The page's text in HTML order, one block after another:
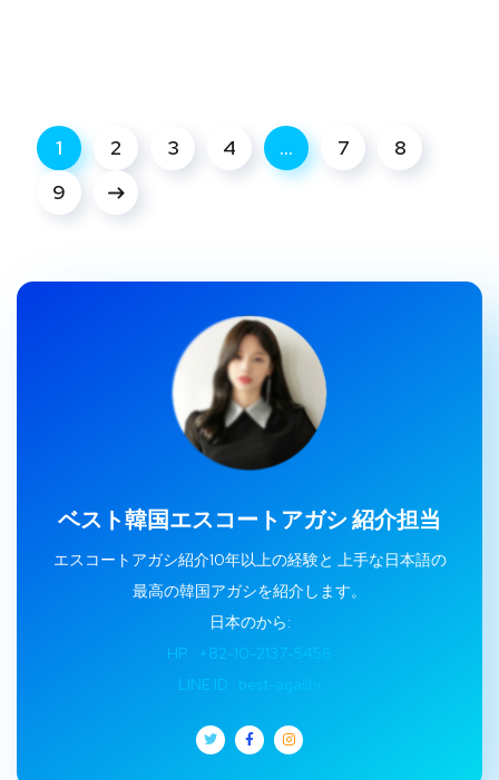
1 2 3 4 … 7
8
9
ベスト韓国エスコートアガシ 紹介担当
エスコートアガシ紹介10年以上の経験と 上手な日本語の
最高の韓国アガシを紹介します。
日本のから:
HP : +82-10-2137-5456
LINE ID : best-agashi